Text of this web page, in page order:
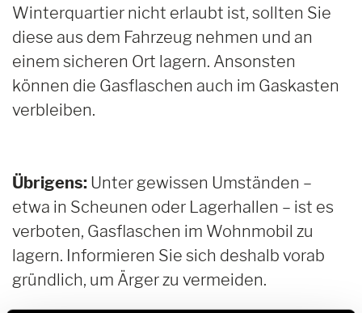
Winterquartier nicht erlaubt ist, sollten Sie
diese aus dem Fahrzeug nehmen und an
einem sicheren Ort lagern. Ansonsten
können die Gasflaschen auch im Gaskasten
verbleiben.
Übrigens: Unter gewissen Umständen –
etwa in Scheunen oder Lagerhallen – ist es
verboten, Gasflaschen im Wohnmobil zu
lagern. Informieren Sie sich deshalb vorab
gründlich, um Ärger zu vermeiden.